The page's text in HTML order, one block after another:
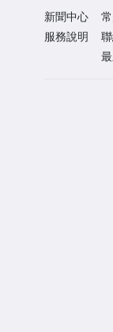
新聞中心
服務說明